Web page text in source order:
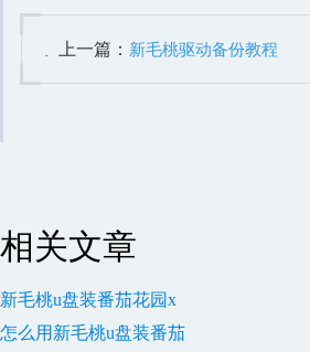
上一篇： 新毛桃驱动备份教程
相关文章
新毛桃u盘装番茄花园x
怎么用新毛桃u盘装番茄